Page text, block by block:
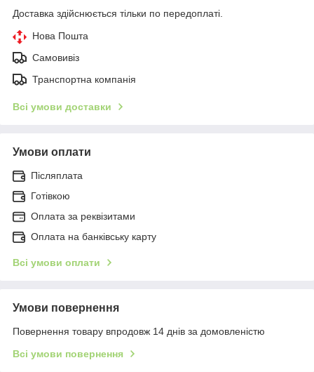
Доставка здійснюється тільки по передоплаті.
Нова Пошта
Самовивіз
Транспортна компанія
Всі умови доставки
Умови оплати
Післяплата
Готівкою
Оплата за реквізитами
Оплата на банківську карту
Всі умови оплати
Умови повернення
Повернення товару впродовж 14 днів за домовленістю
Всі умови повернення